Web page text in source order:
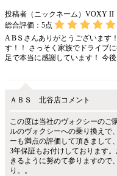
投稿者（ニックネーム）VOXY II
総合評価： 5点
A BＳさんありがとうございます
す！！ さっそく家族でドライブ
足で本当に感謝しています！ 今
ＡＢＳ 北谷店コメント
この度は当社のヴォクシーのご
ルのヴォクシーへの乗り換えで
ーも満点の評価して頂きまして
3年保証もお付けしております
きるように努めて参りますので
り。。